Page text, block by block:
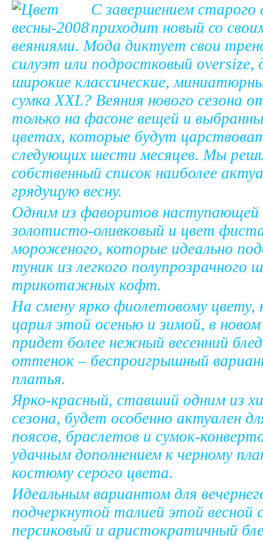
С завершением старого
приходит новый со
веяниями. Мода диктует свои
силуэт или подростковый
широкие классические,
сумка XXL? Веяния нового сезона
только на фасоне вещей и
цветах, которые будут
следующих шести месяцев. Мы
собственный список наиболее
грядущую весну.
Одним из фаворитов наступающей
золотисто-оливковый и цвет
мороженого, которые идеально
туник из легкого полупрозрачного
трикотажных кофт.
На смену ярко фиолетовому
царил этой осенью и зимой, в новом
придет более нежный весенний
оттенок – беспроигрышный
платья.
Ярко-красный, ставший одним из
сезона, будет особенно актуален
поясов, браслетов и сумок-
удачным дополнением к черному
костюму серого цвета.
Идеальным вариантом для
подчеркнутой талией этой
персиковый и аристократичный